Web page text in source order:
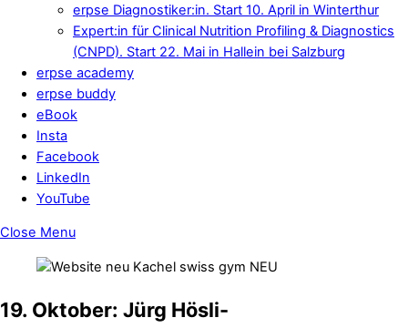
erpse Diagnostiker:in. Start 10. April in Winterthur
Expert:in für Clinical Nutrition Profiling & Diagnostics
(CNPD). Start 22. Mai in Hallein bei Salzburg
erpse academy
erpse buddy
eBook
Insta
Facebook
LinkedIn
YouTube
Close Menu
19. Oktober: Jürg Hösli-